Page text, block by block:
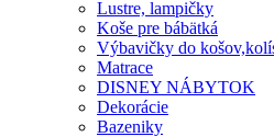
Lustre, lampičky
Koše pre bábätká
Výbavičky do
Matrace
DISNEY NÁBYTOK
Dekorácie
Bazeniky